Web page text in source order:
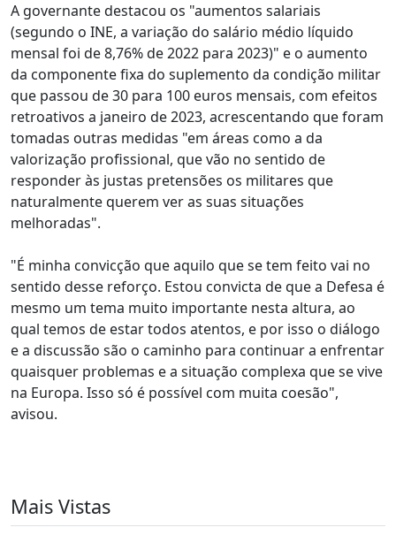
A governante destacou os "aumentos salariais
(segundo o INE, a variação do salário médio líquido
mensal foi de 8,76% de 2022 para 2023)" e o aumento
da componente fixa do suplemento da condição militar
que passou de 30 para 100 euros mensais, com efeitos
retroativos a janeiro de 2023, acrescentando que foram
tomadas outras medidas "em áreas como a da
valorização profissional, que vão no sentido de
responder às justas pretensões os militares que
naturalmente querem ver as suas situações
melhoradas".
"É minha convicção que aquilo que se tem feito vai no
sentido desse reforço. Estou convicta de que a Defesa é
mesmo um tema muito importante nesta altura, ao
qual temos de estar todos atentos, e por isso o diálogo
e a discussão são o caminho para continuar a enfrentar
quaisquer problemas e a situação complexa que se vive
na Europa. Isso só é possível com muita coesão",
avisou.
Mais Vistas